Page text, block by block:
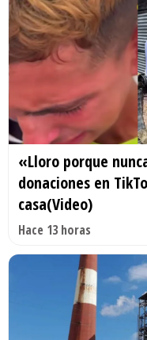
«Lloro porque
donaciones en
casa(Video)
Hace 13 horas